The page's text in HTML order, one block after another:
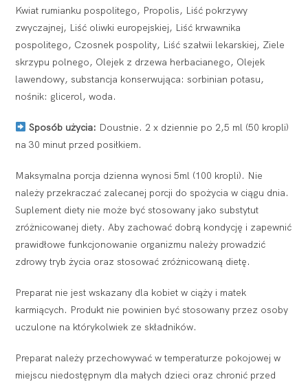
Kwiat rumianku pospolitego, Propolis, Liść pokrzywy
zwyczajnej, Liść oliwki europejskiej, Liść krwawnika
pospolitego, Czosnek pospolity, Liść szałwii lekarskiej, Ziele
skrzypu polnego, Olejek z drzewa herbacianego, Olejek
lawendowy, substancja konserwująca: sorbinian potasu,
nośnik: glicerol, woda.
Sposób użycia: Doustnie. 2 x dziennie po 2,5 ml (50 kropli)
na 30 minut przed posiłkiem.
Maksymalna porcja dzienna wynosi 5ml (100 kropli). Nie
należy przekraczać zalecanej porcji do spożycia w ciągu dnia.
Suplement diety nie może być stosowany jako substytut
zróżnicowanej diety. Aby zachować dobrą kondycję i zapewnić
prawidłowe funkcjonowanie organizmu należy prowadzić
zdrowy tryb życia oraz stosować zróżnicowaną dietę.
Preparat nie jest wskazany dla kobiet w ciąży i matek
karmiących. Produkt nie powinien być stosowany przez osoby
uczulone na którykolwiek ze składników.
Preparat należy przechowywać w temperaturze pokojowej w
miejscu niedostępnym dla małych dzieci oraz chronić przed